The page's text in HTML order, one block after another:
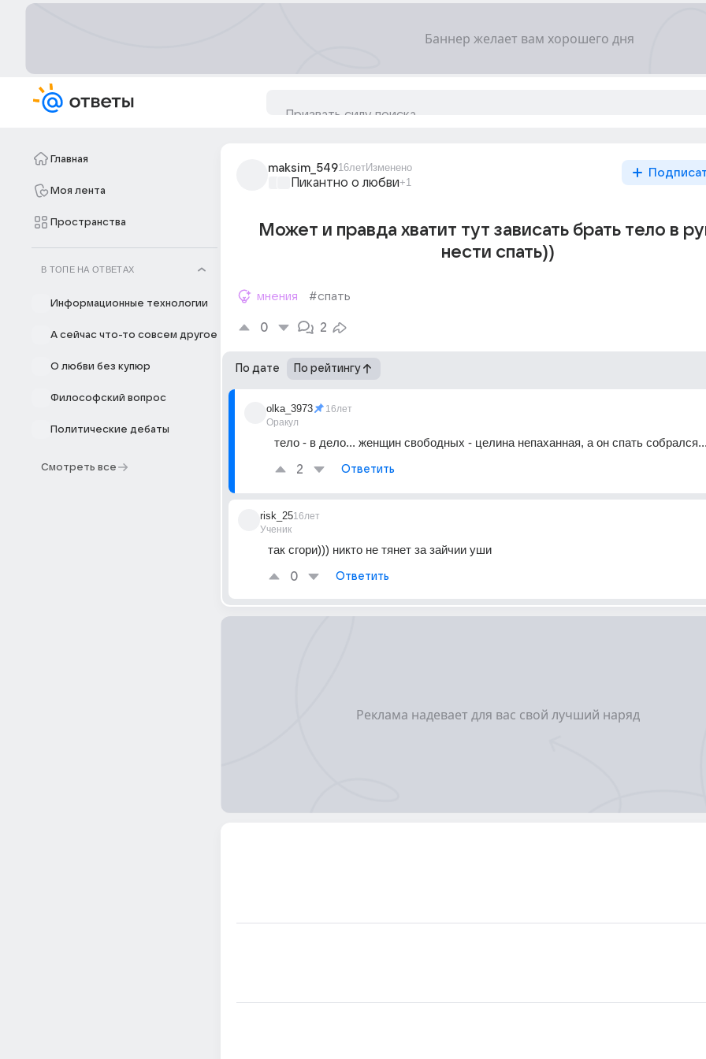
Главная
Моя лента
Пространства
В ТОПЕ НА ОТВЕТАХ
Информационные технологии
А сейчас что-то совсем другое
О любви без купюр
Философский вопрос
Политические дебаты
Смотреть все
maksim_54916летИзменено
Пикантно о любви+1
Может и правда хватит тут зависать брать тело в
нести спать))
мнения #спать
0 2
По дате По рейтингу
olka_3973
Оракул
16лет
тело - в дело... женщин свободных - целина непаханная, а он спать
2 Ответить
risk_25
Ученик
16лет
так сгори))) никто не тянет за зайчии уши
0 Ответить